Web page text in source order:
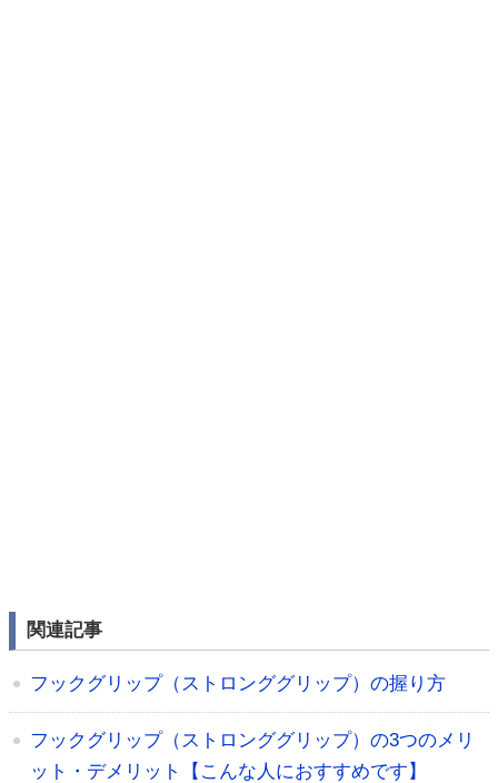
関連記事
フックグリップ（ストロンググリップ）の握り方
フックグリップ（ストロンググリップ）の3つのメリ
ット・デメリット【こんな人におすすめです】